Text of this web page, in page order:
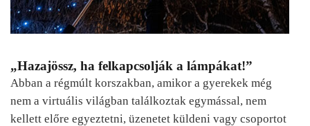
„Hazajössz, ha felkapcsolják a lámpákat!”
Abban a régmúlt korszakban, amikor a gyerekek még
nem a virtuális világban találkoztak egymással, nem
kellett előre egyeztetni, üzenetet küldeni vagy csoportot